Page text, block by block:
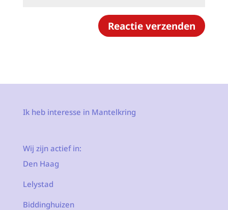
Ik heb interesse in Mantelkring
Wij zijn actief in:
Den Haag
Lelystad
Biddinghuizen